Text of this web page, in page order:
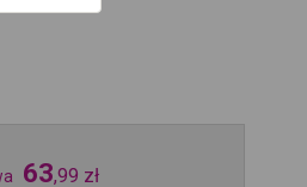
63,99 zł